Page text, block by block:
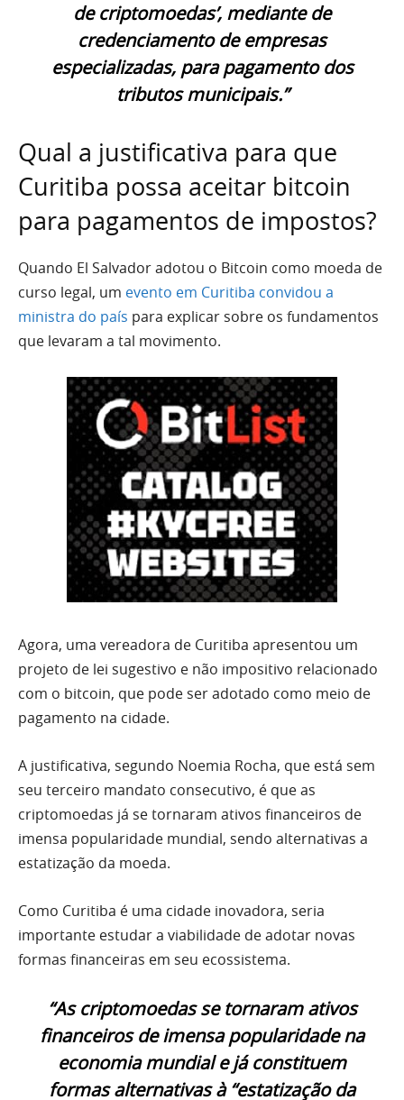
de criptomoedas’, mediante de
credenciamento de empresas
especializadas, para pagamento dos
tributos municipais.”
Qual a justificativa para que
Curitiba possa aceitar bitcoin
para pagamentos de impostos?
Quando El Salvador adotou o Bitcoin como moeda de
curso legal, um evento em Curitiba convidou a
ministra do país para explicar sobre os fundamentos
que levaram a tal movimento.
Agora, uma vereadora de Curitiba apresentou um
projeto de lei sugestivo e não impositivo relacionado
com o bitcoin, que pode ser adotado como meio de
pagamento na cidade.
A justificativa, segundo Noemia Rocha, que está sem
seu terceiro mandato consecutivo, é que as
criptomoedas já se tornaram ativos financeiros de
imensa popularidade mundial, sendo alternativas a
estatização da moeda.
Como Curitiba é uma cidade inovadora, seria
importante estudar a viabilidade de adotar novas
formas financeiras em seu ecossistema.
“As criptomoedas se tornaram ativos
financeiros de imensa popularidade na
economia mundial e já constituem
formas alternativas à “estatização da